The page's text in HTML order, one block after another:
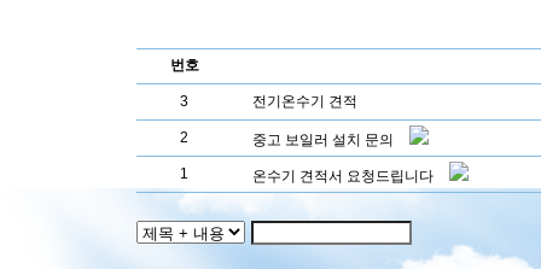
번호
3 전기온수기 견적
2
중고 보일러 설치 문의
1
온수기 견적서 요청드립니다